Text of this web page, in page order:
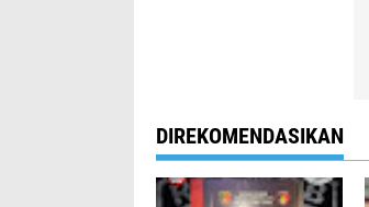
DIREKOMENDASIKAN